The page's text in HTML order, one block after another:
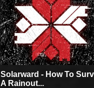
Solarward - How To
A Rainout...